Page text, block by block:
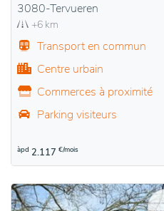
3080-Tervueren
+6 km
Transport en commun
Centre urbain
Commerces à proximité
Parking visiteurs
àpd 2.117 €/mois